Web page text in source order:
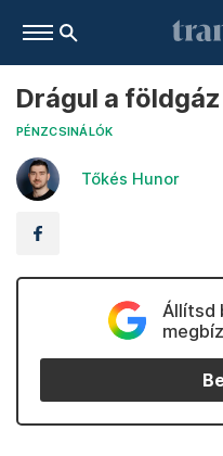
Drágul a
PÉNZCSINÁLÓK
Tőkés Hunor
Állítsd